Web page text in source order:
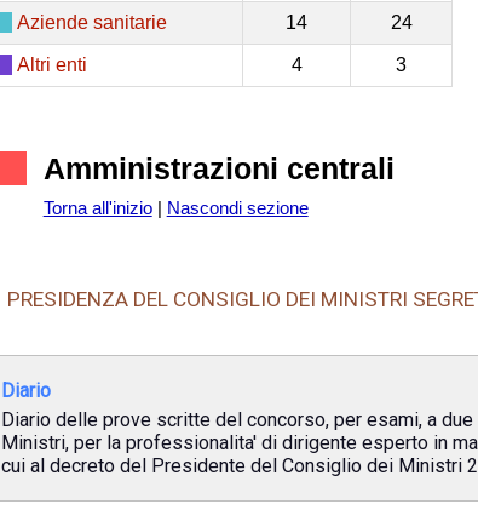
Aziende sanitarie 14 24
Altri enti 4 3
Amministrazioni centrali
Torna all'inizio| Nascondi sezione
PRESIDENZA DEL CONSIGLIO DEI MINISTRI
Diario
Diario delle prove scritte del concorso, per esami, a
Ministri, per la professionalita' di dirigente esperto in
cui al decreto del Presidente del Consiglio dei Ministri